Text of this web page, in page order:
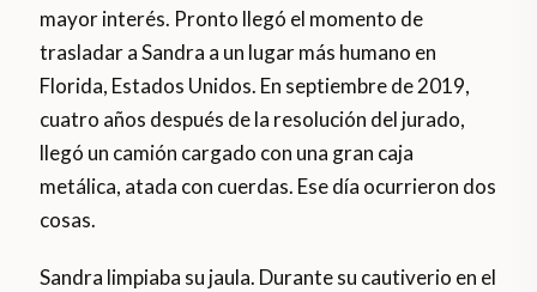
mayor interés. Pronto llegó el momento de
trasladar a Sandra a un lugar más humano en
Florida, Estados Unidos. En septiembre de 2019,
cuatro años después de la resolución del jurado,
llegó un camión cargado con una gran caja
metálica, atada con cuerdas. Ese día ocurrieron dos
cosas.
Sandra limpiaba su jaula. Durante su cautiverio en el